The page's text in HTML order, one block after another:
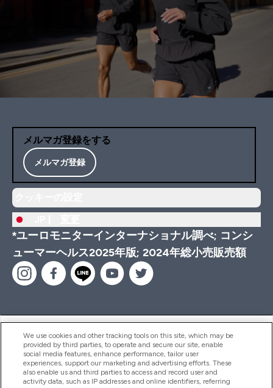
メルマガ登録をする
メルマガ登録
*ユーロモニターインターナショナル調べ; コンシ
ューマーヘルス2025年版; 2024年総小売販売額
ヘルプ＆ガイド
商品について
We use cookies and other tracking tools on this site, which may be
provided by third parties, to operate and secure our site, enable
social media features, enhance performance, tailor user
experiences, support our marketing and advertising efforts. These
also enable us and third parties to access and record user and
activity data, such as IP addresses and online identifiers, referring